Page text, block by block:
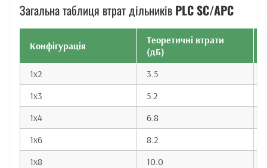
Загальна таблиця втрат дільників PLC SC/APC
Конфігурація
Теоретичні втрати
(дБ)
1x2
3.5
1x3
5.2
1x4
6.8
1x6
8.2
1x8
10.0